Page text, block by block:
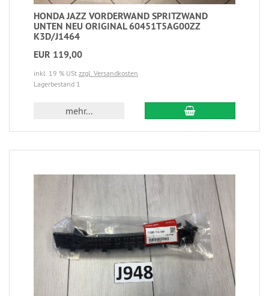
HONDA JAZZ VORDERWAND SPRITZWAND
UNTEN NEU ORIGINAL 60451T5AG00ZZ
K3D/J1464
EUR 119,00
inkl. 19 % USt zzgl. Versandkosten
Lagerbestand 1
mehr...